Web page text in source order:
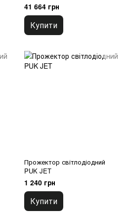
41 664 грн
Купити
Прожектор світлодіодний
PUK JET
1 240 грн
Купити